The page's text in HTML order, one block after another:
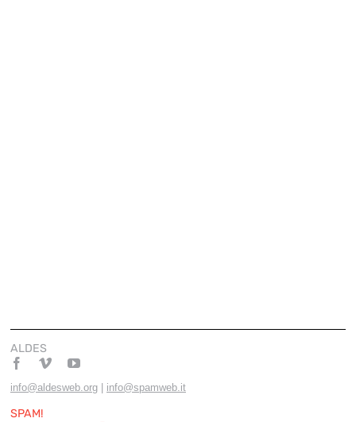
ALDES
info@aldesweb.org info@spamweb.it
SPAM!